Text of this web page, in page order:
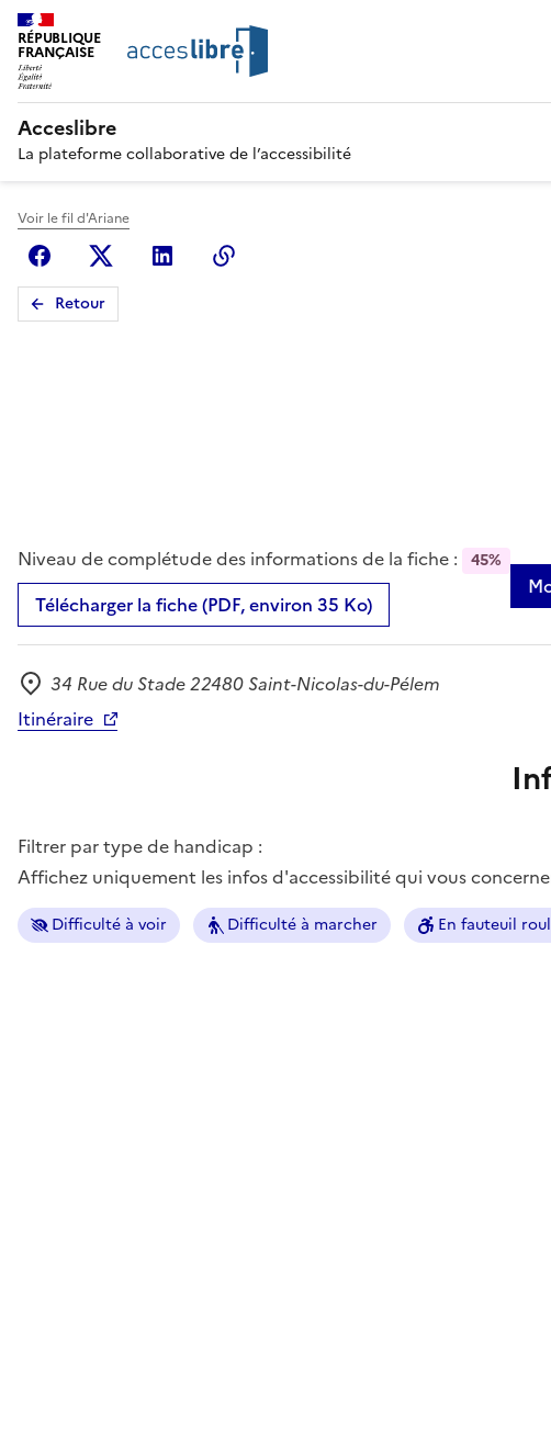
RÉPUBLIQUE
FRANÇAISE
Acceslibre
La plateforme collaborative de l’accessibilité
Voir le fil d'Ariane
FacebookX (anciennement Twitter)
Linkedin
Retour
Niveau de complétude des informations de la fiche : 45%
Télécharger la fiche (PDF, environ 35 Ko)
Adresse
34 Rue du Stade 22480 Saint-Nicolas-du-Pélem
Itinéraire
Filtrer par type de handicap :
Affichez uniquement les infos d'accessibilité qui vous
Difficulté à voir Difficulté à marcher En fauteuil